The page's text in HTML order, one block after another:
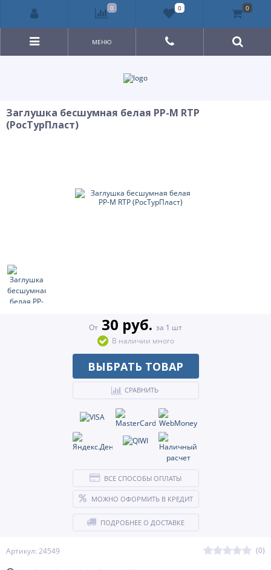
МЕНЮ
Заглушка бесшумная белая PP-M RTP
(РосТурПласт)
Артикул: 24549 (0)
От 30 руб. за 1 шт
В наличии много
ВЫБРАТЬ ТОВАР
СРАВНИТЬ
ВСЕ СПОСОБЫ ОПЛАТЫ
МОЖНО ОФОРМИТЬ В КРЕДИТ
ПОДРОБНЕЕ О ДОСТАВКЕ
0 0 0